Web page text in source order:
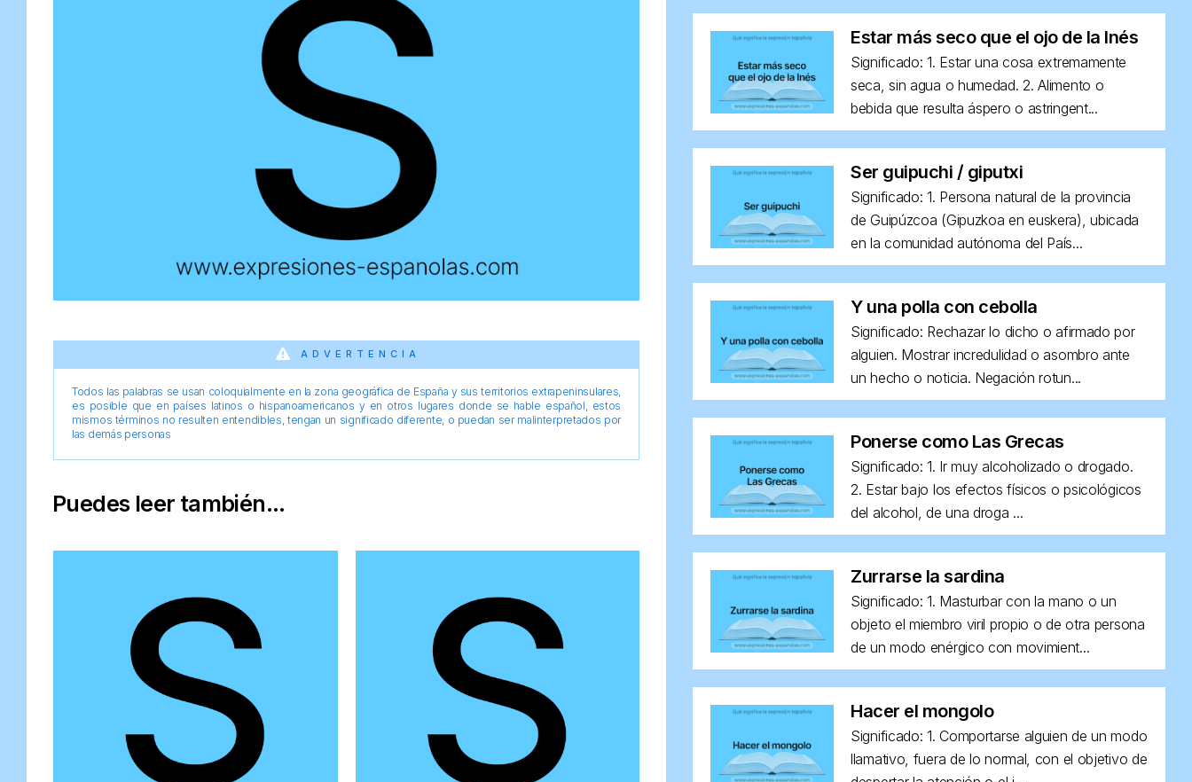
ADVERTENCIA
Todos las palabras se usan coloquialmente en la zona geográfica de España y sus territorios extrapeninsulares,
es posible que en países latinos o hispanoamericanos y en otros lugares donde se hable español, estos
mismos términos no resulten entendibles, tengan un significado diferente, o puedan ser malinterpretados por
las demás personas
Puedes leer también...
Estar más seco que el ojo de la Inés
Significado: 1. Estar una cosa extremamente
seca, sin agua o humedad. 2. Alimento o
bebida que resulta áspero o astringent...
Ser guipuchi / giputxi
Significado: 1. Persona natural de la provincia
de Guipúzcoa (Gipuzkoa en euskera), ubicada
en la comunidad autónoma del País...
Y una polla con cebolla
Significado: Rechazar lo dicho o afirmado por
alguien. Mostrar incredulidad o asombro ante
un hecho o noticia. Negación rotun...
Ponerse como Las Grecas
Significado: 1. Ir muy alcoholizado o drogado.
2. Estar bajo los efectos físicos o psicológicos
del alcohol, de una droga ...
Zurrarse la sardina
Significado: 1. Masturbar con la mano o un
objeto el miembro viril propio o de otra persona
de un modo enérgico con movimient...
Hacer el mongolo
Significado: 1. Comportarse alguien de un modo
llamativo, fuera de lo normal, con el objetivo de